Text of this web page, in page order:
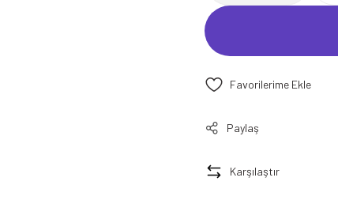
Paylaş
Karşılaştır